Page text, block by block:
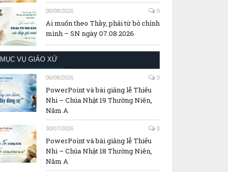
06/08/2026 0
Ai muốn theo Thầy, phải từ bỏ chính
mình – SN ngày 07.08.2026
MỤC VỤ GIÁO XỨ
06/08/2026 0
PowerPoint và bài giảng lễ Thiếu
Nhi – Chúa Nhật 19 Thường Niên,
Năm A
30/07/2026 0
PowerPoint và bài giảng lễ Thiếu
Nhi – Chúa Nhật 18 Thường Niên,
Năm A